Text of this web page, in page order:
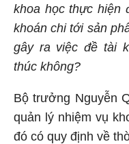
khoa học thực hiện
khoán chi tới sản
gây ra việc đề tài
thúc không?
Bộ trưởng Nguyễn
quản lý nhiệm vụ
đó có quy định về